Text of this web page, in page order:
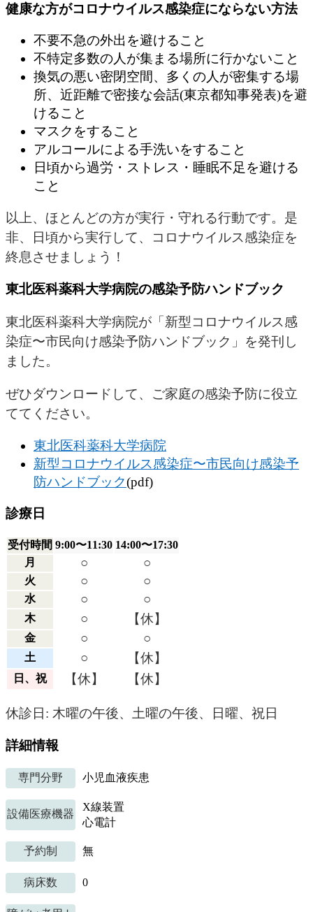
健康な方がコロナウイルス感染症にならない方法
不要不急の外出を避けること
不特定多数の人が集まる場所に行かないこと
換気の悪い密閉空間、多くの人が密集する場
所、近距離で密接な会話(東京都知事発表)を避
けること
マスクをすること
アルコールによる手洗いをすること
日頃から過労・ストレス・睡眠不足を避ける
こと
以上、ほとんどの方が実行・守れる行動です。是
非、日頃から実行して、コロナウイルス感染症を
終息させましょう！
東北医科薬科大学病院の感染予防ハンドブック
東北医科薬科大学病院が「新型コロナウイルス感
染症〜市民向け感染予防ハンドブック」を発刊し
ました。
ぜひダウンロードして、ご家庭の感染予防に役立
ててください。
東北医科薬科大学病院
新型コロナウイルス感染症〜市民向け感染予
防ハンドブック(pdf)
診療日
受付時間 9:00〜11:30 14:00〜17:30
月
○ ○
火 ○ ○
水 ○ ○
木 ○ 【休】
金 ○ ○
土 ○ 【休】
日、祝 【休】 【休】
休診日: 木曜の午後、土曜の午後、日曜、祝日
詳細情報
専門分野 小児血液疾患
設備医療機器
X線装置
心電計
予約制 無
病床数 0